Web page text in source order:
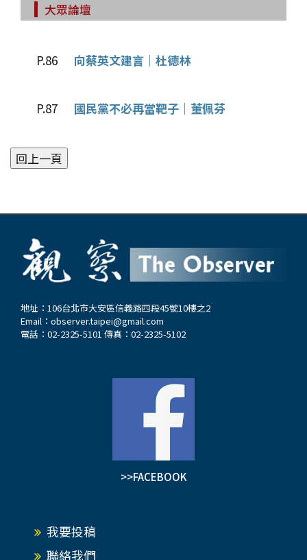
大眾論壇
P.86 向蔡英文建言｜杜德林
P.87 國民黨不必再當靶子｜董佩芬
地址：106台北市大安區信義路四段45號10樓之2
Email： observer.taipei@gmail.com
電話：02-2325-5101 傳真：02-2325-5102
>>FACEBOOK
我要投稿
聯絡我們